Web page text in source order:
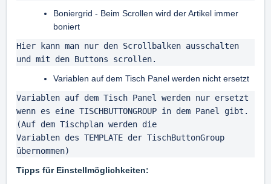
Boniergrid - Beim Scrollen wird der Artikel immer
boniert
Hier kann man nur den Scrollbalken ausschalten
und mit den Buttons scrollen.
Variablen auf dem Tisch Panel werden nicht ersetzt
Variablen auf dem Tisch Panel werden nur ersetzt
wenn es eine TISCHBUTTONGROUP in dem Panel gibt.
(Auf dem Tischplan werden die
Variablen des TEMPLATE der TischButtonGroup
übernommen)
Tipps für Einstellmöglichkeiten: